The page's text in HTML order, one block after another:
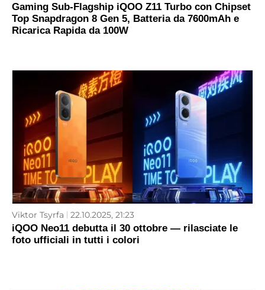
Gaming Sub-Flagship iQOO Z11 Turbo con Chipset
Top Snapdragon 8 Gen 5, Batteria da 7600mAh e
Ricarica Rapida da 100W
Viktor Tsyrfa 22.10.2025, 21:23
iQOO Neo11 debutta il 30 ottobre — rilasciate le
foto ufficiali in tutti i colori